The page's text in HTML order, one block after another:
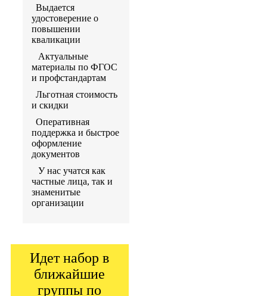
Выдается
удостоверение о
повышении
кваликации
Актуальные
материалы по ФГОС
и профстандартам
Льготная стоимость
и скидки
Оперативная
поддержка и быстрое
оформление
документов
У нас учатся как
частные лица, так и
знаменитые
организации
Идет набор в
ближайшие
группы по